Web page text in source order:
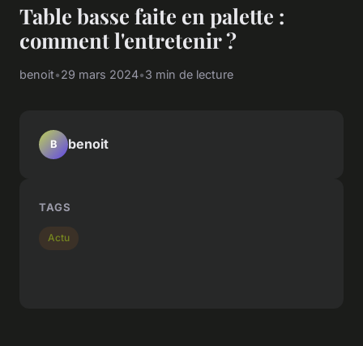
Table basse faite en palette :
comment l'entretenir ?
benoit•29 mars 2024•3 min de lecture
B benoit
TAGS
Actu